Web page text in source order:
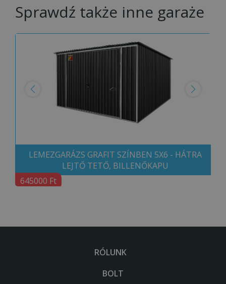
Sprawdź także inne garaże
LEMEZGARÁZS GRAFIT SZÍNBEN 5X6 - HÁTRA
LEJTŐ TETŐ, BILLENŐKAPU
645000 Ft
RÓLUNK
BOLT